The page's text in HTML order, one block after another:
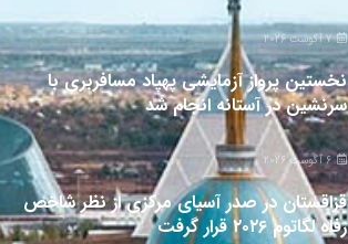
7 آگوست 2026
نخستین پرواز آزمایشی پهپاد مسافربری با
سرنشین در آستانه انجام شد
6 آگوست 2026
قزاقستان در صدر آسیای مرکزی از نظر شاخص
رفاه لگاتوم ۲۰۲۶ قرار گرفت